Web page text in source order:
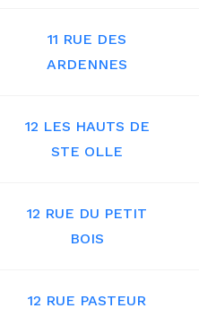
11 RUE DES
ARDENNES
12 LES HAUTS DE
STE OLLE
12 RUE DU PETIT
BOIS
12 RUE PASTEUR